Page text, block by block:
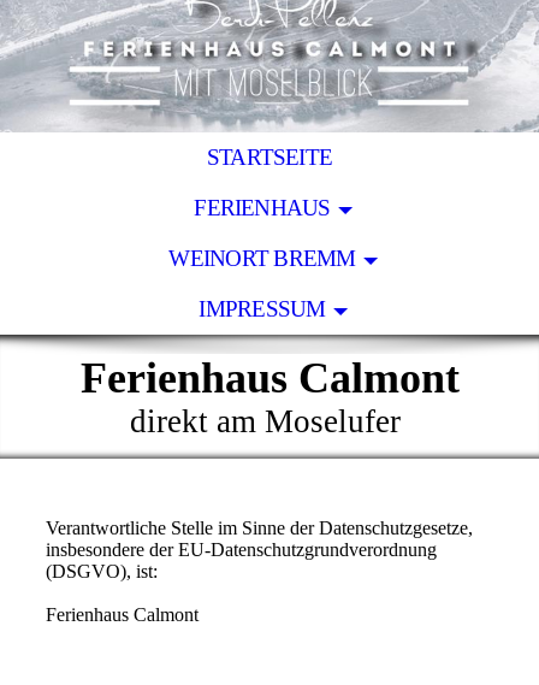
STARTSEITE
FERIENHAUS
WEINORT BREMM
IMPRESSUM
Ferienhaus Calmont
direkt am Moselufer
Verantwortliche Stelle im Sinne der Datenschutzgesetze,
insbesondere der EU-Datenschutzgrundverordnung
(DSGVO), ist:
Ferienhaus Calmont